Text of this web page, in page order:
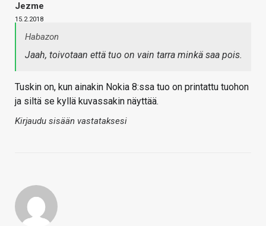
Jezme
15.2.2018
Habazon
Jaah, toivotaan että tuo on vain tarra minkä saa pois.
Tuskin on, kun ainakin Nokia 8:ssa tuo on printattu tuohon
ja siltä se kyllä kuvassakin näyttää.
Kirjaudu sisään vastataksesi